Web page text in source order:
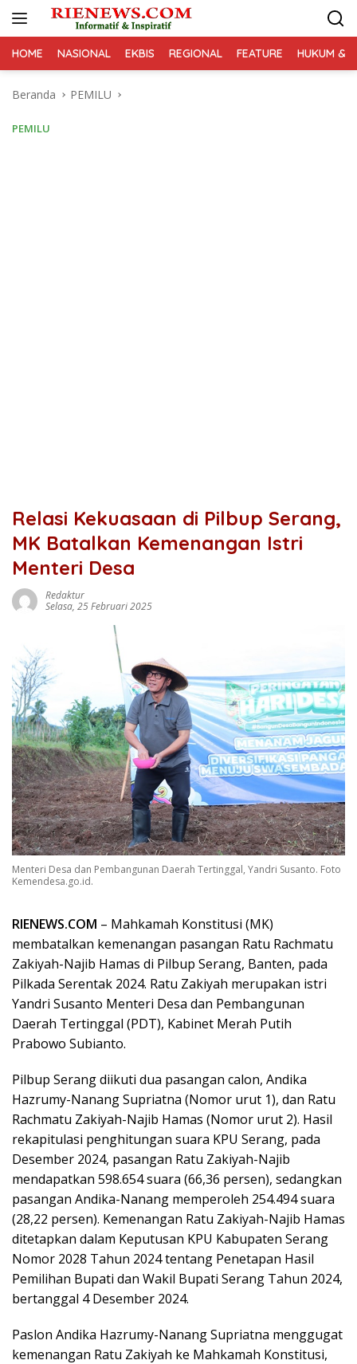
HOME NASIONAL EKBIS REGIONAL FEATURE HUKUM &
Beranda PEMILU
PEMILU
Relasi Kekuasaan di Pilbup Serang,
MK Batalkan Kemenangan Istri
Menteri Desa
Redaktur
Selasa, 25 Februari 2025
Menteri Desa dan Pembangunan Daerah Tertinggal, Yandri Susanto. Foto
Kemendesa.go.id.
RIENEWS.COM – Mahkamah Konstitusi (MK)
membatalkan kemenangan pasangan Ratu Rachmatu
Zakiyah-Najib Hamas di Pilbup Serang, Banten, pada
Pilkada Serentak 2024. Ratu Zakiyah merupakan istri
Yandri Susanto Menteri Desa dan Pembangunan
Daerah Tertinggal (PDT), Kabinet Merah Putih
Prabowo Subianto.
Pilbup Serang diikuti dua pasangan calon, Andika
Hazrumy-Nanang Supriatna (Nomor urut 1), dan Ratu
Rachmatu Zakiyah-Najib Hamas (Nomor urut 2). Hasil
rekapitulasi penghitungan suara KPU Serang, pada
Desember 2024, pasangan Ratu Zakiyah-Najib
mendapatkan 598.654 suara (66,36 persen), sedangkan
pasangan Andika-Nanang memperoleh 254.494 suara
(28,22 persen). Kemenangan Ratu Zakiyah-Najib Hamas
ditetapkan dalam Keputusan KPU Kabupaten Serang
Nomor 2028 Tahun 2024 tentang Penetapan Hasil
Pemilihan Bupati dan Wakil Bupati Serang Tahun 2024,
bertanggal 4 Desember 2024.
Paslon Andika Hazrumy-Nanang Supriatna menggugat
kemenangan Ratu Zakiyah ke Mahkamah Konstitusi,